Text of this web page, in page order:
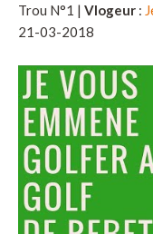
Trou N°1 | Vlogeur :
21-03-2018